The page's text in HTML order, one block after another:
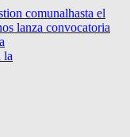
comunalhasta el
lanza convocatoria
la